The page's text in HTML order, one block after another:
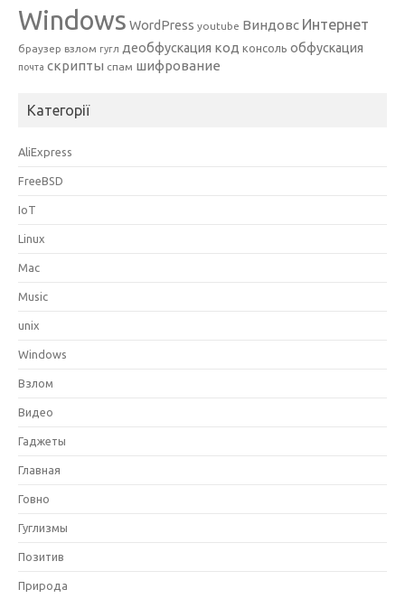
Windows WordPress youtube Виндовс Интернет
браузер взлом гугл деобфускация код консоль обфускация
почта скрипты спам шифрование
Категорії
AliExpress
FreeBSD
IoT
Linux
Mac
Music
unix
Windows
Взлом
Видео
Гаджеты
Главная
Говно
Гуглизмы
Позитив
Природа